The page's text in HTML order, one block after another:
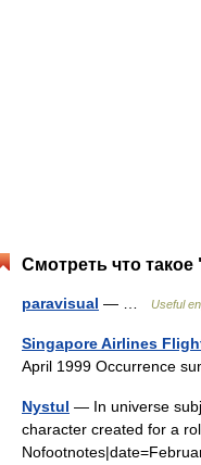
Смотреть что
paravisual — … Useful
Singapore Airlines
April 1999 Occurrence
Nystul — In universe
character created for a